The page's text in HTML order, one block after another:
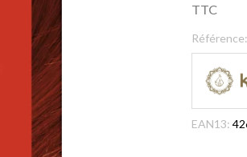
TTC
Référence:
EAN13: